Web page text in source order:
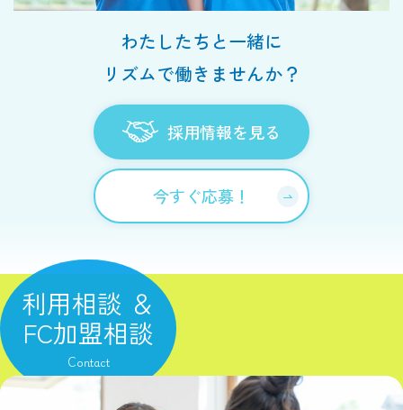
わたしたちと一緒に
リズムで働きませんか？
採用情報を見る
今すぐ応募！
利用相談 ＆
FC加盟相談
Contact